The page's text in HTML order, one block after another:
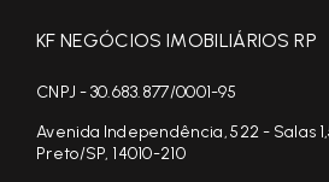
KF NEGÓCIOS IMOBILIÁRIOS RP
CNPJ - 30.683.877/0001-95
Avenida Independência, 522 - Salas
Preto/SP, 14010-210